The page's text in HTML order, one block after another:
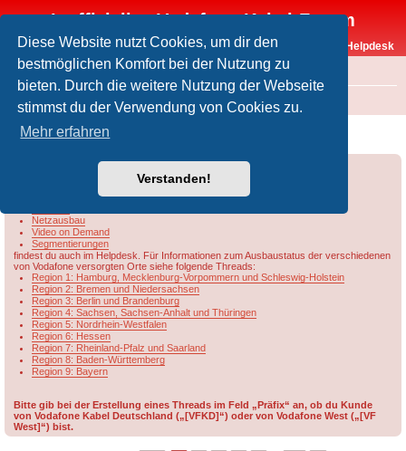
Diese Website nutzt Cookies, um dir den
bestmöglichen Komfort bei der Nutzung zu
bieten. Durch die weitere Nutzung der Webseite
stimmst du der Verwendung von Cookies zu.
Mehr erfahren
Verstanden!
Inoffizielles Vodafone-Kabel-Forum
Vodafone-Kabel-Helpdesk
FAQ
Foren-Übersicht Rund um Vodafone / Aktuelles
Netzausbau
Informationen u.a. zu
Netzausbau
Video on Demand
Segmentierungen
findest du auch im Helpdesk. Für Informationen zum Ausbaustatus der verschiedenen
von Vodafone versorgten Orte siehe folgende Threads:
Region 1: Hamburg, Mecklenburg-Vorpommern und Schleswig-Holstein
Region 2: Bremen und Niedersachsen
Region 3: Berlin und Brandenburg
Region 4: Sachsen, Sachsen-Anhalt und Thüringen
Region 5: Nordrhein-Westfalen
Region 6: Hessen
Region 7: Rheinland-Pfalz und Saarland
Region 8: Baden-Württemberg
Region 9: Bayern
Bitte gib bei der Erstellung eines Threads im Feld „Präfix“ an, ob du Kunde
von Vodafone Kabel Deutschland („[VFKD]“) oder von Vodafone West („[VF
West]“) bist.